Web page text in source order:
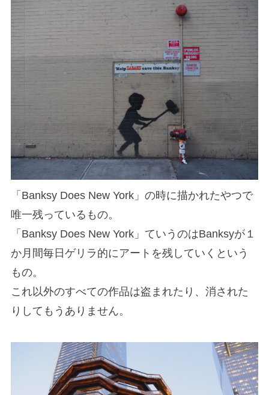
「Banksy Does New York」の時に描かれたやつで
唯一残っているもの。
「Banksy Does New York」ていうのはBanksyが１
か月間毎日ゲリラ的にアートを残していくという
もの。
これ以外のすべての作品は盗まれたり、消された
りしてもうありません。